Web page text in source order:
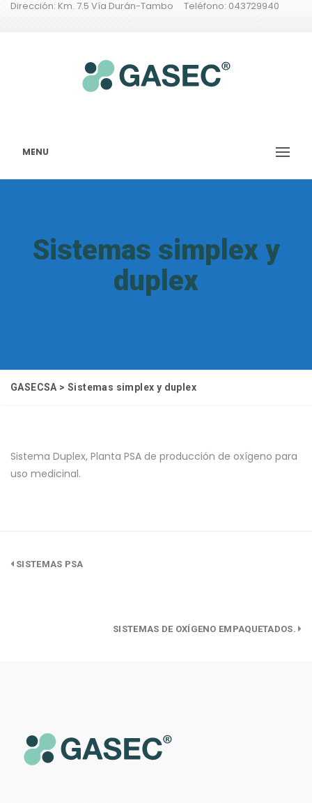
Dirección: Km. 7.5 Vía Durán-Tambo Teléfono: 043729940
MENU
Sistemas simplex y
duplex
GASECSA >Sistemas simplex y duplex
Sistema Duplex, Planta PSA de producción de oxígeno para
uso medicinal.
SISTEMAS PSA
SISTEMAS DE OXÍGENO EMPAQUETADOS.